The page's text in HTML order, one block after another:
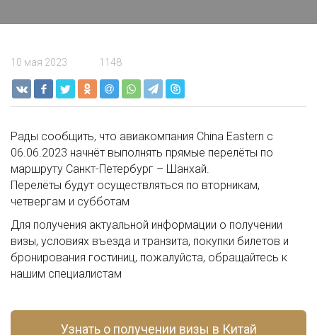
10 мая 2023 1148
Рады сообщить, что авиакомпания China Eastern с
06.06.2023 начнёт выполнять прямые перелёты по
маршруту Санкт-Петербург – Шанхай.
Перелёты будут осуществляться по вторникам,
четвергам и субботам
Для получения актуальной информации о получении
визы, условиях въезда и транзита, покупки билетов и
бронирования гостиниц, пожалуйста, обращайтесь к
нашим специалистам
Узнать о получении визы в Китай